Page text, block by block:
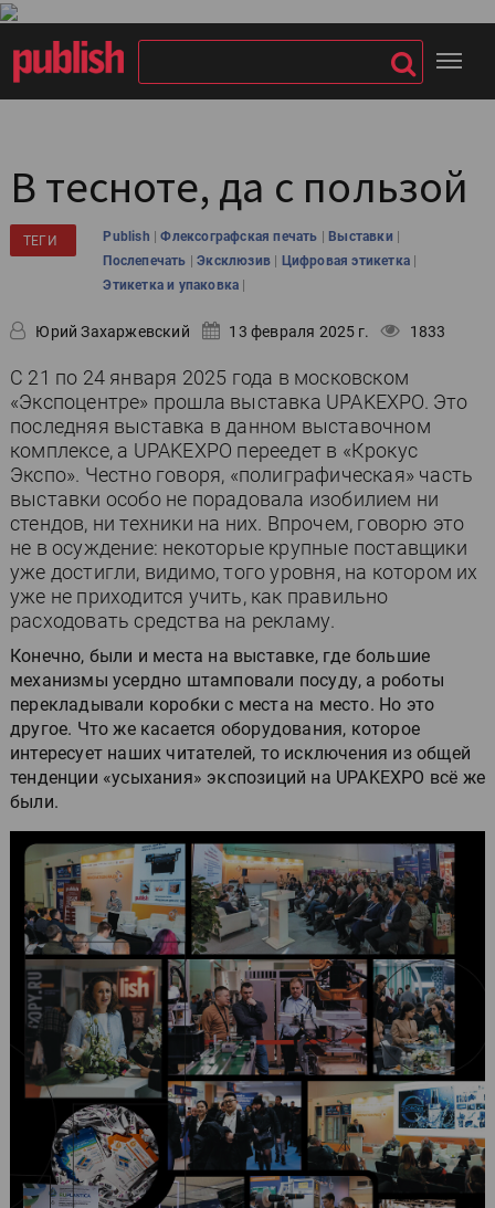
В тесноте, да с пользой
ТЕГИ Publish |Флексографская печать |Выставки |
Послепечать |Эксклюзив | Цифровая этикетка |
Этикетка и упаковка |
Юрий Захаржевский 13 февраля 2025 г. 1833
С 21 по 24 января 2025 года в московском
«Экспоцентре» прошла выставка UPAKEXPO. Это
последняя выставка в данном выставочном
комплексе, а UPAKEXPO переедет в «Крокус
Экспо». Честно говоря, «полиграфическая» часть
выставки особо не порадовала изобилием ни
стендов, ни техники на них. Впрочем, говорю это
не в осуждение: некоторые крупные поставщики
уже достигли, видимо, того уровня, на котором их
уже не приходится учить, как правильно
расходовать средства на рекламу.
Конечно, были и места на выставке, где большие
механизмы усердно штамповали посуду, а роботы
перекладывали коробки с места на место. Но это
другое. Что же касается оборудования, которое
интересует наших читателей, то исключения из общей
тенденции «усыхания» экспозиций на UPAKEXPO всё же
были.